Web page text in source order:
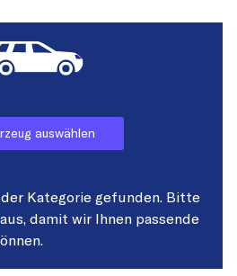
auswählen
Kategorie gefunden. Bitte
damit wir Ihnen passende